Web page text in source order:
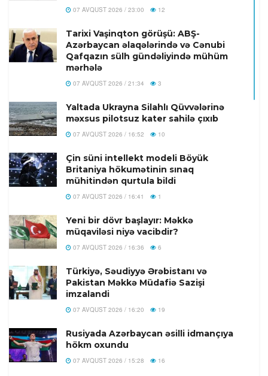
07 AVQUST 2026 / 23:00 12
Tarixi Vaşinqton görüşü: ABŞ-
Azərbaycan əlaqələrində və Cənubi
Qafqazın sülh gündəliyində mühüm
mərhələ
07 AVQUST 2026 / 21:34 3
Yaltada Ukrayna Silahlı Qüvvələrinə
məxsus pilotsuz kater sahilə çıxıb
07 AVQUST 2026 / 16:52 10
Çin süni intellekt modeli Böyük
Britaniya hökumətinin sınaq
mühitindən qurtula bildi
07 AVQUST 2026 / 16:41 1
Yeni bir dövr başlayır: Məkkə
müqaviləsi niyə vacibdir?
07 AVQUST 2026 / 16:36 6
Türkiyə, Səudiyyə Ərəbistanı və
Pakistan Məkkə Müdafiə Sazişi
imzalandi
07 AVQUST 2026 / 16:20 19
Rusiyada Azərbaycan əsilli idmançıya
hökm oxundu
07 AVQUST 2026 / 15:28 16